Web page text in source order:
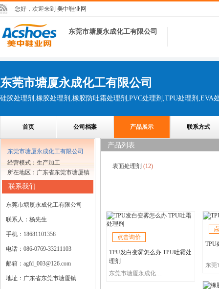
您好，欢迎来到 美中鞋业网
东莞市塘厦永成化工有限公司
东莞市塘厦永成化工有限公司
首页 公司档案 产品展示 联系方式
东莞市塘厦永成化工有限公司
经营模式：生产加工
所在地区：广东省东莞市塘厦镇
联系我们
东莞市塘厦永成化工有限公司
联系人：杨先生
手机：18681101358
电话：086-0769-33211103
邮箱：agfd_003@126.com
地址：广东省东莞市塘厦镇
产品列表
表面处理剂 (12)
点击询价
TPU发白变雾怎么办 TPU吐霜处
理剂
东莞市塘厦永成化工有限公司
TPU